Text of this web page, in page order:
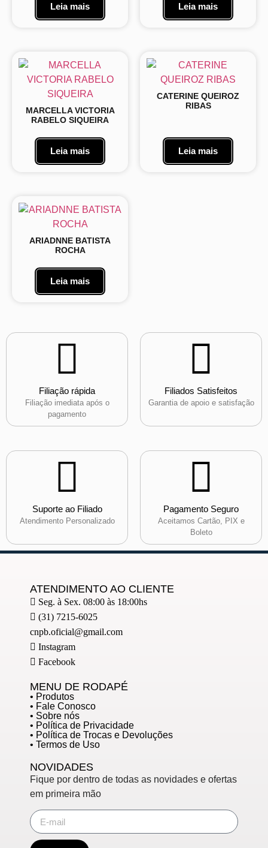
Leia mais Leia mais
MARCELLA VICTORIA
RABELO SIQUEIRA
Leia mais
CATERINE QUEIROZ
RIBAS
Leia mais
ARIADNNE BATISTA
ROCHA
Leia mais
Filiação rápida
Filiação imediata após o
pagamento
Filiados Satisfeitos
Garantia de apoio e satisfação
Suporte ao Filiado
Atendimento Personalizado
Pagamento Seguro
Aceitamos Cartão, PIX e
Boleto
ATENDIMENTO AO CLIENTE
Seg. à Sex. 08:00 às 18:00hs
(31) 7215-6025
cnpb.oficial@gmail.com
Instagram
Facebook
MENU DE RODAPÉ
• Produtos
• Fale Conosco
• Sobre nós
• Política de Privacidade
• Política de Trocas e Devoluções
• Termos de Uso
NOVIDADES
Fique por dentro de todas as novidades e ofertas
em primeira mão